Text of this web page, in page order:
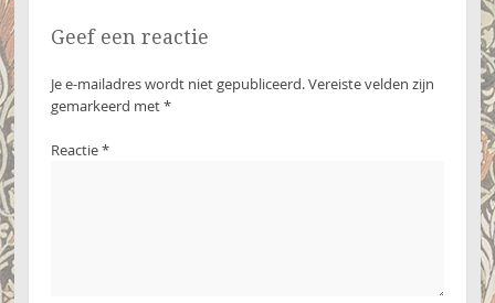
Geef een reactie
Je e-mailadres wordt niet gepubliceerd.Vereiste velden zijn
gemarkeerd met*
Reactie*